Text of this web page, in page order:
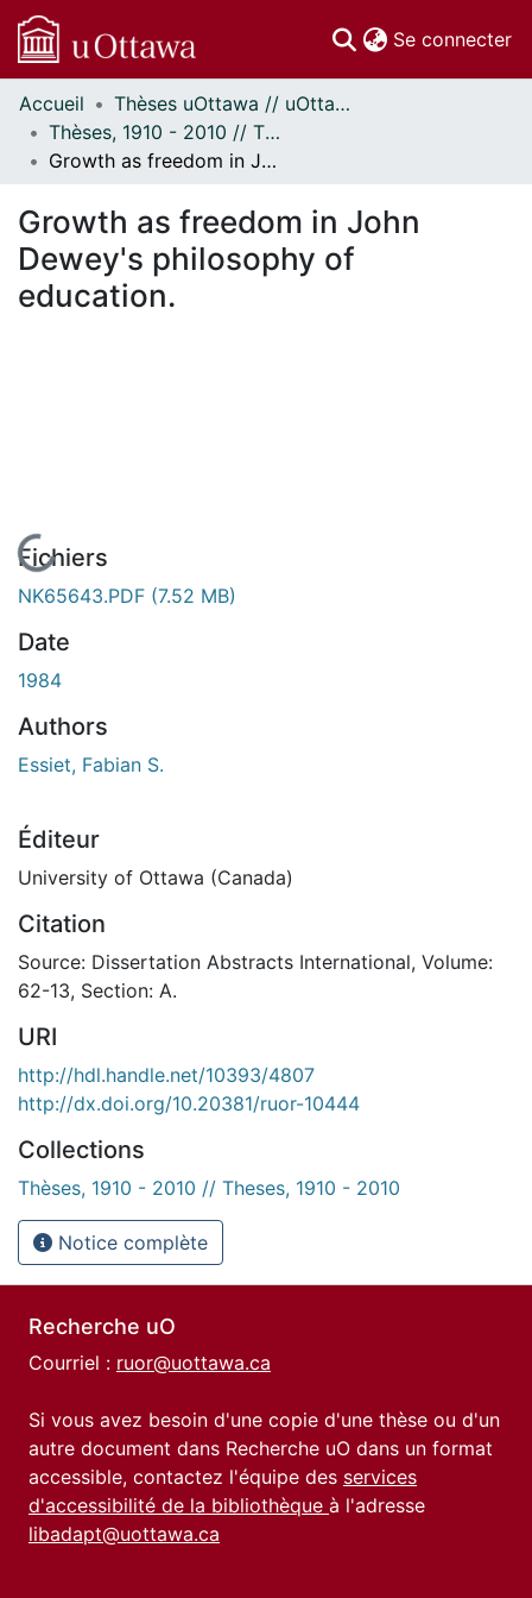
Se connecter
Communautés
et collections
Parcourir
À propos
Accueil
Thèses uOttawa // uOttawa Theses
Thèses, 1910 - 2010 // Theses, 1910 - 2010
Growth as freedom in John Dewey's philosophy of education.
Growth as freedom in John
Dewey's philosophy of
education.
En cours de chargement...
Fichiers
NK65643.PDF (7.52 MB)
Date
1984
Authors
Essiet, Fabian S.
Éditeur
University of Ottawa (Canada)
Citation
Source: Dissertation Abstracts International, Volume:
62-13, Section: A.
URI
http://hdl.handle.net/10393/4807
http://dx.doi.org/10.20381/ruor-10444
Collections
Thèses, 1910 - 2010 // Theses, 1910 - 2010
Notice complète
Recherche uO
Courriel : ruor@uottawa.ca
Si vous avez besoin d'une copie d'une thèse ou d'un
autre document dans Recherche uO dans un format
accessible, contactez l'équipe des services
d'accessibilité de la bibliothèque à l'adresse
libadapt@uottawa.ca